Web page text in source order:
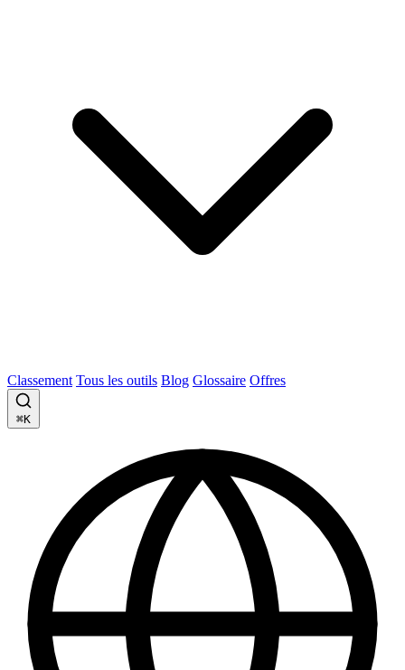
Classement Tous les outils Blog Glossaire Offres
⌘K